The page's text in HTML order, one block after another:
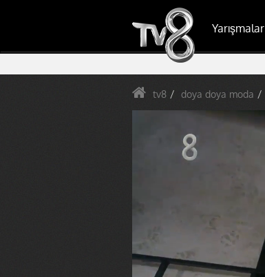
Yarışmalar
tv8 doya doya moda